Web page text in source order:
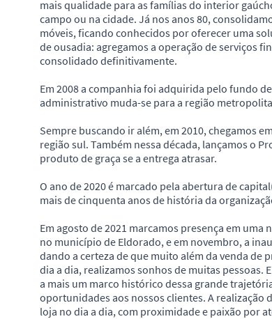
mais qualidade para as famílias do interior
campo ou na cidade. Já nos anos 80,
móveis, ficando conhecidos por oferecer uma
de ousadia: agregamos a operação de serviços
consolidado definitivamente.
Em 2008 a companhia foi adquirida pelo fundo
administrativo muda-se para a região
Sempre buscando ir além, em 2010, chegamos
região sul. Também nessa década, lançamos o
produto de graça se a entrega atrasar.
O ano de 2020 é marcado pela abertura de
mais de cinquenta anos de história da
Em agosto de 2021 marcamos presença em
no município de Eldorado, e em novembro, a
dando a certeza de que muito além da venda de
dia a dia, realizamos sonhos de muitas
a mais um marco histórico dessa grande
oportunidades aos nossos clientes. A realização
loja no dia a dia, com proximidade e paixão por